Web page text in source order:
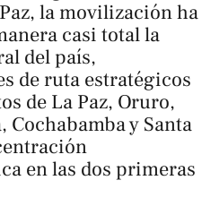
la movilización ha
casi total la
del país,
de ruta estratégicos
de La Paz, Oruro,
Cochabamba y Santa
en las dos primeras